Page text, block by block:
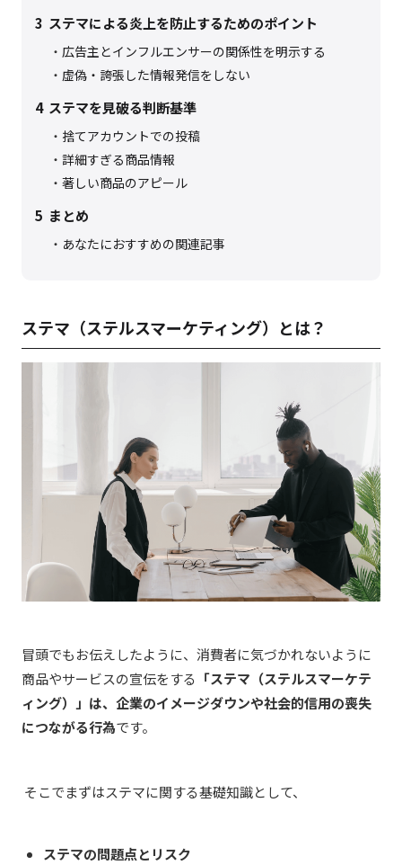
3 ステマによる炎上を防止するためのポイント
広告主とインフルエンサーの関係性を明示する
虚偽・誇張した情報発信をしない
4 ステマを見破る判断基準
捨てアカウントでの投稿
詳細すぎる商品情報
著しい商品のアピール
5 まとめ
あなたにおすすめの関連記事
ステマ（ステルスマーケティング）とは？
冒頭でもお伝えしたように、消費者に気づかれないように
商品やサービスの宣伝をする 「ステマ（ステルスマーケテ
ィング）」は、企業のイメージダウンや社会的信用の喪失
につながる行為です。
そこでまずはステマに関する基礎知識として、
ステマの問題点とリスク